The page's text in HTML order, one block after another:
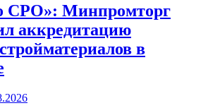
СРО»: Минпромторг
аккредитацию
в